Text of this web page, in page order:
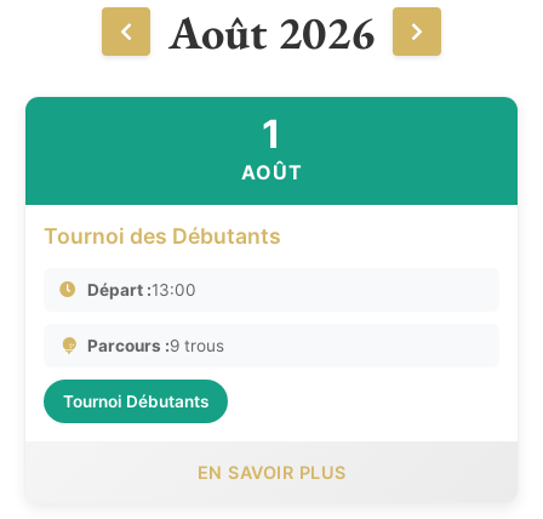
Août 2026
1
AOÛT
Tournoi des Débutants
Départ :13:00
Parcours :9 trous
Tournoi Débutants
EN SAVOIR PLUS